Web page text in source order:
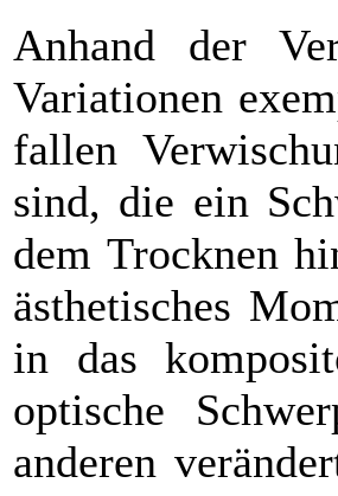
Anhand der
Variationen
fallen
sind, die ein
dem Trocknen
ästhetisches
in das
optische
anderen